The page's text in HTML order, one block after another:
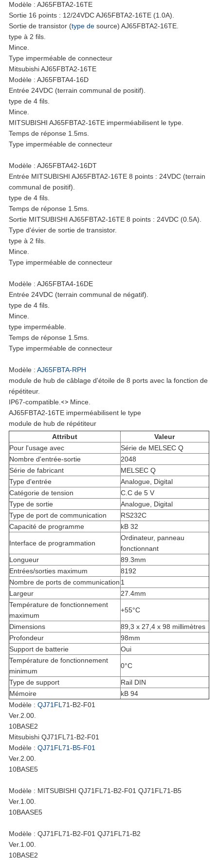
DU
SITE
POLITIQUE
EN
MATIÈRE
DE
PROTECTION
DE
LA
VIE
PRIVÉE
Modèle : AJ65FBTA2-16TE
Sortie 16 points : 12/24VDC AJ65FBTA2-16TE (1.0A).
Sortie de transistor (type desource) AJ65FBTA2-16TE.
type à 2 fils.
Mince.
Type imperméable de connecteur
Mitsubishi AJ65FBTA2-16TE
Modèle : AJ65FBTA4-16D
Entrée 24VDC (terrain communal de positif).
type de 4 fils.
Mince.
MITSUBISHI AJ65FBTA2-16TE imperméabilisent le type.
Temps de réponse 1.5ms.
Type imperméable de connecteur
Modèle : AJ65FBTA42-16DT
Entrée MITSUBISHI AJ65FBTA2-16TE 8 points : 24VDC (terrain
communal de positif).
type de 4 fils.
Temps de réponse 1.5ms.
Sortie MITSUBISHI AJ65FBTA2-16TE 8 points : 24VDC (0.5A).
Type d'évier de sortie de transistor.
type à 2 fils.
Mince.
Type imperméable de connecteur
Modèle : AJ65FBTA4-16DE
Entrée 24VDC (terrain communal de négatif).
type de 4 fils.
Mince.
type imperméable.
Temps de réponse 1.5ms.
Type imperméable de connecteur
Modèle : AJ65FBTA-RPH
module de hub de câblage d'étoile de 8 ports avec la fonction de
répétiteur.
IP67-compatible.<> Mince.
AJ65FBTA2-16TE imperméabilisent le type
module de hub de répétiteur
Attribut
Valeur
Pour l'usage avec
Série de MELSEC Q
Nombre d'entrée-sortie
2048
Série de fabricant
MELSEC Q
Type d'entrée
Analogue, Digital
Catégorie de tension
C.C de 5 V
Type de sortie
Analogue, Digital
Type de port de communication
RS232C
Capacité de programme
kB 32
Interface de programmation
Ordinateur, panneau
fonctionnant
Longueur
89.3mm
Entrées/sorties maximum
8192
Nombre de ports de communication 1
Largeur
27.4mm
Température de fonctionnement
maximum
+55°C
Dimensions
89,3 x 27,4 x 98 millimètres
Profondeur
98mm
Support de batterie
Oui
Température de fonctionnement
minimum
0°C
Type de support
Rail DIN
Mémoire
kB 94
Modèle : QJ71FL71-B2-F01
Ver.2.00.
10BASE2
Mitsubishi QJ71FL71-B2-F01
Modèle : QJ71FL71-B5-F01
Ver.2.00.
10BASE5
Modèle : MITSUBISHI QJ71FL71-B2-F01 QJ71FL71-B5
Ver.1.00.
10BAASE5
Modèle : QJ71FL71-B2-F01 QJ71FL71-B2
Ver.1.00.
10BASE2